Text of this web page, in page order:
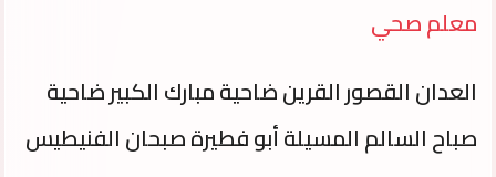
معلم صحي
العدان القصور القرين ضاحية مبارك الكبير ضاحية
صباح السالم المسيلة أبو فطيرة صبحان الفنيطيس